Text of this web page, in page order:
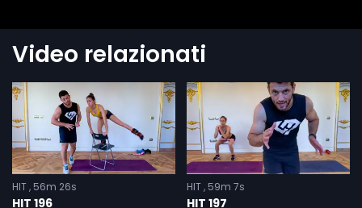
Video relazionati
HIT 56m 26s
HIT 196
HIT 59m 7s
HIT 197